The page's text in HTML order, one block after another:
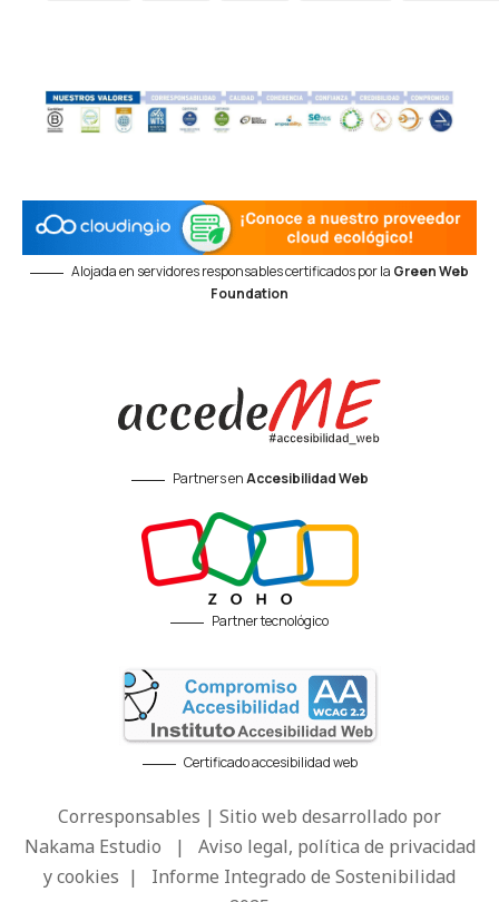
Alojada en servidores responsables certificados por la Green Web
Foundation
Partners enAccesibilidad Web
Partner tecnológico
Certificado accesibilidad web
Corresponsables | Sitio web desarrollado por
Nakama Estudio | Aviso legal, política de privacidad
y cookies | Informe Integrado de Sostenibilidad